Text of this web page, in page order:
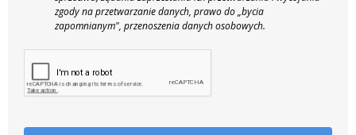
zgody na przetwarzanie danych, prawo do „bycia
zapomnianym", przenoszenia danych osobowych.